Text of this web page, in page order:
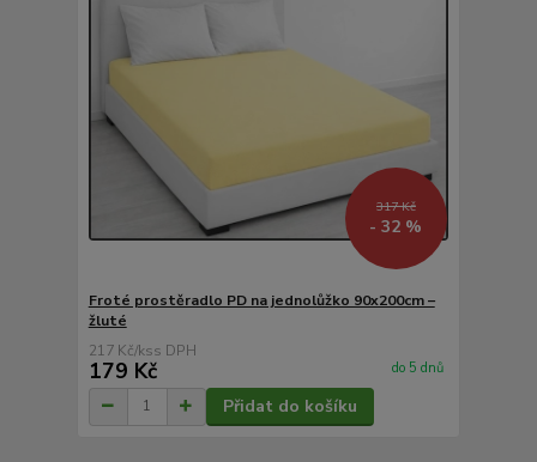
317 Kč
- 32 %
Froté prostěradlo PD na jednolůžko 90x200cm –
žluté
217 Kč/ks
179 Kč do 5 dnů
Přidat do košíku